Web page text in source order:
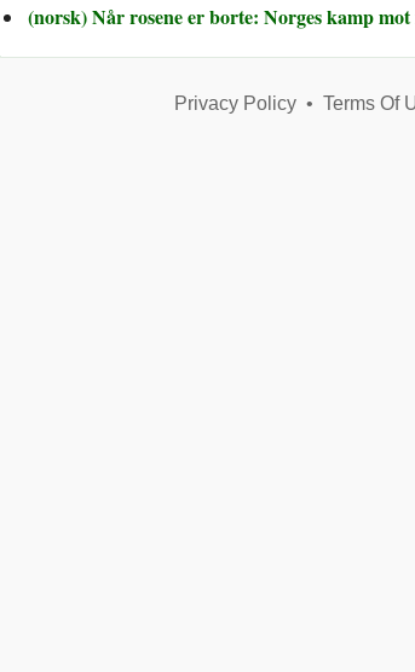
(norsk) Når rosene er borte: Norges kamp
Privacy Policy• Terms Of